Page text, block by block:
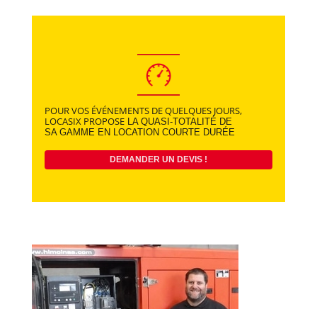
POUR VOS ÉVÉNEMENTS DE QUELQUES JOURS,
LOCASIX PROPOSELA QUASI-TOTALITÉ DE
SA GAMME EN LOCATION COURTE DURÉE
DEMANDER UN DEVIS !